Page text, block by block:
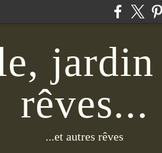
jardin
rêves...
...et autres rêves